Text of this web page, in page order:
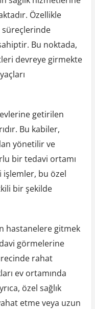
Özellikle
süreçlerinde
Bu noktada,
devreye girmekte
getirilen
Bu kabiler,
yönetilir ve
bir tedavi ortamı
işlemler, bu özel
bir şekilde
hastanelere gitmek
görmelerine
rahat
ev ortamında
özel sağlık
etme veya uzun